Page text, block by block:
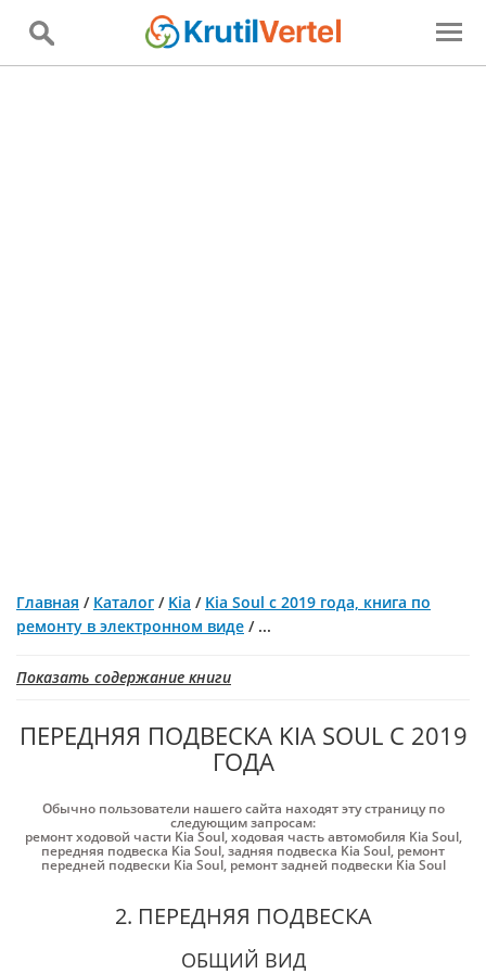
Главная / Каталог / Kia / Kia Soul с 2019 года, книга по
ремонту в электронном виде / ...
Показать содержание книги
ПЕРЕДНЯЯ ПОДВЕСКА KIA SOUL С 2019
ГОДА
Обычно пользователи нашего сайта находят эту страницу по
следующим запросам:
ремонт ходовой части Kia Soul,ходовая часть автомобиля Kia Soul,
передняя подвеска Kia Soul,задняя подвеска Kia Soul, ремонт
передней подвески Kia Soul, ремонт задней подвески Kia Soul
2. ПЕРЕДНЯЯ ПОДВЕСКА
ОБЩИЙ ВИД